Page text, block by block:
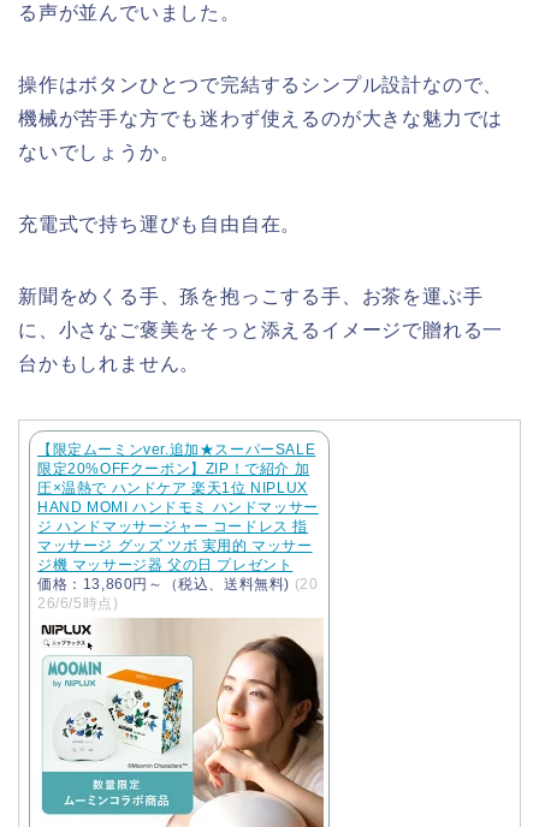
る声が並んでいました。
操作はボタンひとつで完結するシンプル設計なので、
機械が苦手な方でも迷わず使えるのが大きな魅力では
ないでしょうか。
充電式で持ち運びも自由自在。
新聞をめくる手、孫を抱っこする手、お茶を運ぶ手
に、小さなご褒美をそっと添えるイメージで贈れる一
台かもしれません。
【限定ムーミンver.追加★スーパーSALE
限定20%OFFクーポン】ZIP！で紹介 加
圧×温熱で ハンドケア 楽天1位 NIPLUX
HAND MOMI ハンドモミ ハンドマッサー
ジ ハンドマッサージャー コードレス 指
マッサージ グッズ ツボ 実用的 マッサー
ジ機 マッサージ器 父の日 プレゼント
価格：13,860円～（税込、送料無料) (20
26/6/5時点)